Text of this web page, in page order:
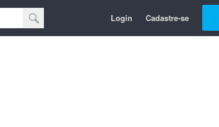
Login Cadastre-se